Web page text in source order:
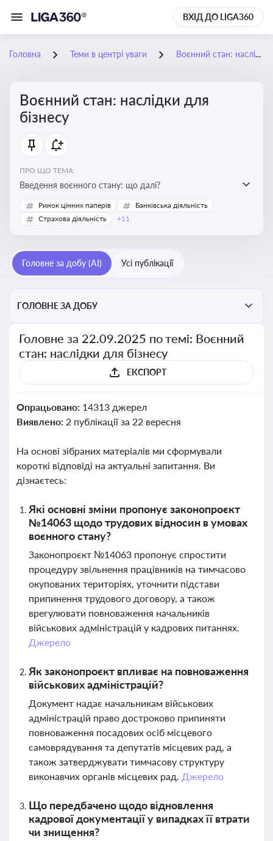
ВХІД ДО LIGA360
Головна Теми в центрі уваги Воєнний стан: наслідки для бізнесу
Воєнний стан: наслідки для
бізнесу
ПРО ЩО ТЕМА:
Введення воєнного стану: що далі?
Ринок цінних паперів
Банківська діяльність
Страхова діяльність
+11
Головне за добу (AI) Усі публікації
ГОЛОВНЕ ЗА ДОБУ
Головне за 22.09.2025 по темі: Воєнний
стан: наслідки для бізнесу
ЕКСПОРТ
Опрацьовано: 14313 джерел
Виявлено: 2 публікації за 22 вересня
На основі зібраних матеріалів ми сформували
короткі відповіді на актуальні запитання. Ви
дізнаєтесь:
Які основні зміни пропонує законопроєкт
№14063 щодо трудових відносин в умовах
воєнного стану?
Законопроєкт №14063 пропонує спростити
процедуру звільнення працівників на тимчасово
окупованих територіях, уточнити підстави
припинення трудового договору, а також
врегулювати повноваження начальників
військових адміністрацій у кадрових питаннях.
Джерело
Як законопроєкт впливає на повноваження
військових адміністрацій?
Документ надає начальникам військових
адміністрацій право достроково припиняти
повноваження посадових осіб місцевого
самоврядування та депутатів місцевих рад, а
також затверджувати тимчасову структуру
виконавчих органів місцевих рад. Джерело
Що передбачено щодо відновлення
кадрової документації у випадках її втрати
чи знищення?